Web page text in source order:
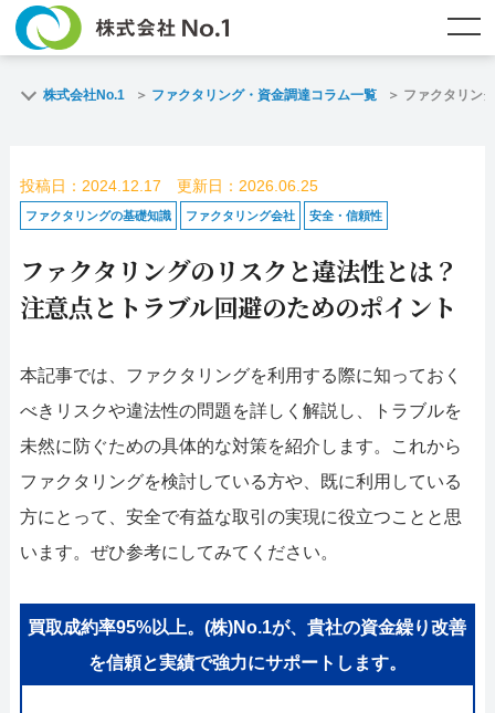
ファクタリングとは？
よくある質問 ファクタリング・資金調達コラム
企業情報 お問い合わせ
名古屋支店HP 福岡支店HP
お電話で
お問合せ
スピード
査定依頼
メールで
お問い合わせ
052-414-4107 092-419-2433
おすすめ記事
ファクタリングで即日資金調達するための方法
ファクタリングで通りやすい会社はどういう会社？
株式会社No.1 ファクタリング・資金調達コラム一覧 ファクタリン
投稿日：2024.12.17 更新日：2026.06.25
ファクタリングの基礎知識 ファクタリング会社 安全・信頼性
ファクタリングのリスクと違法性とは？
注意点とトラブル回避のためのポイント
本記事では、ファクタリングを利用する際に知っておく
べきリスクや違法性の問題を詳しく解説し、トラブルを
未然に防ぐための具体的な対策を紹介します。これから
ファクタリングを検討している方や、既に利用している
方にとって、安全で有益な取引の実現に役立つことと思
います。ぜひ参考にしてみてください。
買取成約率95%以上。(株)No.1が、貴社の資金繰り改善
を信頼と実績で強力にサポートします。